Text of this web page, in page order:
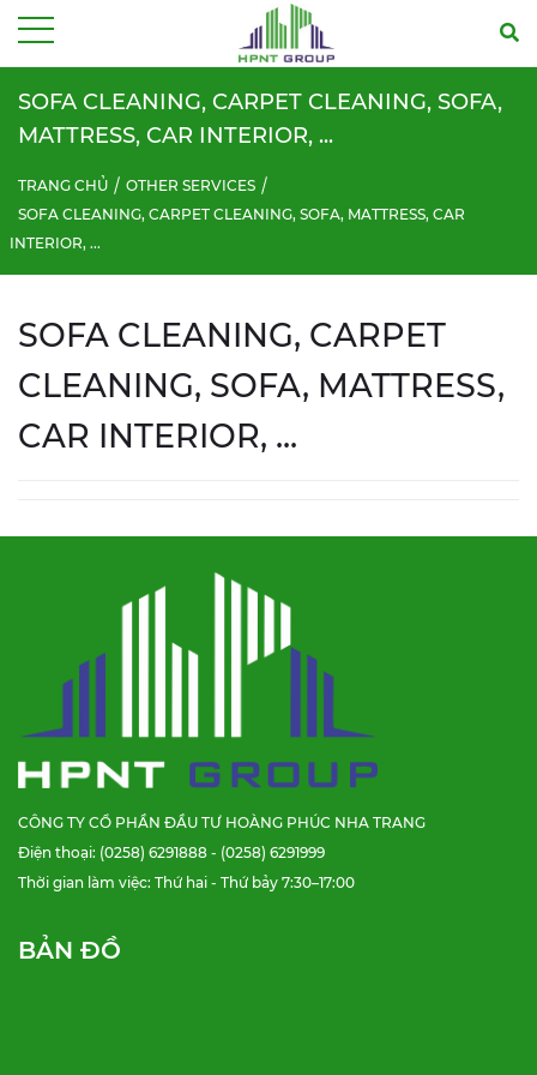
SOFA CLEANING, CARPET CLEANING, SOFA,
MATTRESS, CAR INTERIOR, ...
TRANG CHỦ
OTHER SERVICES
SOFA CLEANING, CARPET CLEANING, SOFA, MATTRESS, CAR
INTERIOR, ...
SOFA CLEANING, CARPET
CLEANING, SOFA, MATTRESS,
CAR INTERIOR, ...
CÔNG TY CỔ PHẦN ĐẦU TƯ HOÀNG PHÚC NHA TRANG
Điện thoại: (0258) 6291888 - (0258) 6291999
Thời gian làm việc: Thứ hai - Thứ bảy 7:30–17:00
BẢN ĐỒ